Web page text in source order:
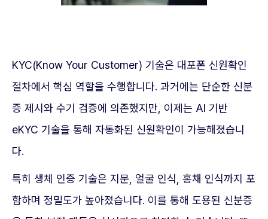
KYC(Know Your Customer) 기술은 대포폰 신원확인
절차에서 핵심 역할을 수행합니다. 과거에는 단순한 신분
증 제시와 수기 검증에 의존했지만, 이제는 AI 기반
eKYC 기술을 통해 자동화된 신원확인이 가능해졌습니
다.
특히 생체 인증 기술은 지문, 얼굴 인식, 홍채 인식까지 포
함하며 정밀도가 높아졌습니다. 이를 통해 도용된 신분증